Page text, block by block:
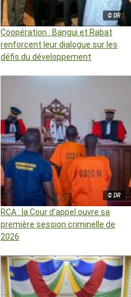
© DR
Coopération : Bangui et Rabat
renforcent leur dialogue sur les
défis du développement
© DR
RCA : la Cour d’appel ouvre sa
première session criminelle de
2026